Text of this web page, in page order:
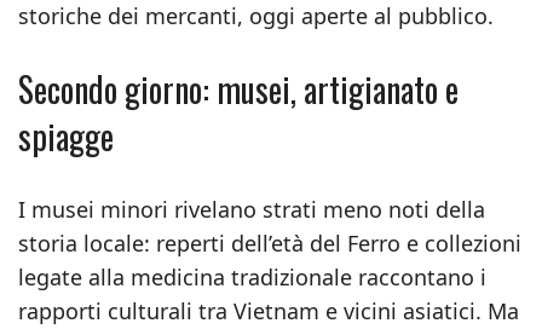
storiche dei mercanti, oggi aperte al pubblico.
Secondo giorno: musei, artigianato e
spiagge
I musei minori rivelano strati meno noti della
storia locale: reperti dell’età del Ferro e collezioni
legate alla medicina tradizionale raccontano i
rapporti culturali tra Vietnam e vicini asiatici. Ma